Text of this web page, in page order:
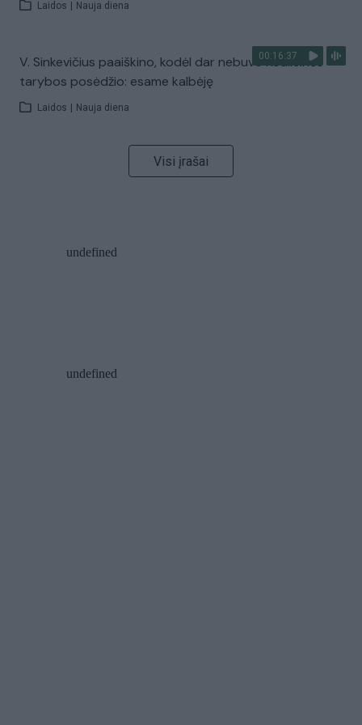
Laidos Nauja diena
00:16:37
V. Sinkevičius paaiškino, kodėl dar nebuvo Koalicinės
tarybos posėdžio: esame kalbėję
Laidos Nauja diena
Visi įrašai